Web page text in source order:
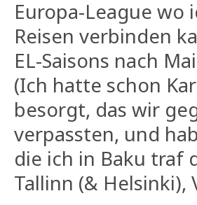
Europa-League wo
Reisen verbinden
EL-Saisons nach
(Ich hatte schon
besorgt, das wir
verpassten, und
die ich in Baku traf
Tallinn (& Helsinki),